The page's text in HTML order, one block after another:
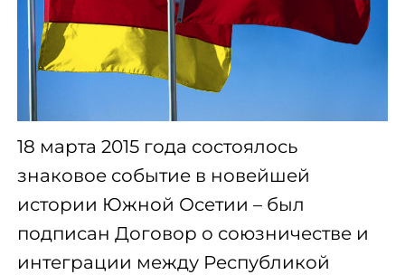
18 марта 2015 года состоялось
знаковое событие в новейшей
истории Южной Осетии – был
подписан Договор о союзничестве и
интеграции между Республикой